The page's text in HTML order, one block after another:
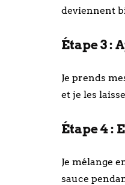
deviennent
Étape 3 :
Je prends
et je les
Étape 4 :
Je mélange
sauce